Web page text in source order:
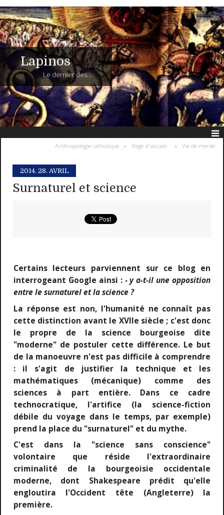
Lapinos
Le dernier des...
Anthropologie catholique Page d'accueil Vie de merde
2014. 28. AVRIL
Surnaturel et science
Certains lecteurs parviennent sur ce blog en
interrogeant Google ainsi : - y a-t-il une opposition
entre le surnaturel et la science ?
La réponse est non, l'humanité ne connaît pas
cette distinction avant le XVIIe siècle ; c'est donc
le propre de la science bourgeoise dite
"moderne" de postuler cette différence. Le but
de la manoeuvre n'est pas difficile à comprendre
: il s'agit de justifier la technique et les
mathématiques (mécanique) comme des
sciences à part entière. Dans ce cadre
technocratique, l'artifice (la science-fiction
débile du voyage dans le temps, par exemple)
prend la place du "surnaturel" et du mythe.
C'est dans la "science sans conscience"
volontaire que réside l'extraordinaire
criminalité de la bourgeoisie occidentale
moderne, dont Shakespeare prédit qu'elle
engloutira l'Occident tête (Angleterre) la
première.